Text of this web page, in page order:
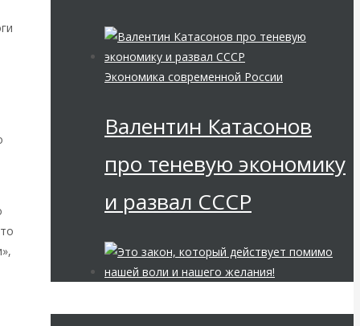
Экономика современной России
Валентин Катасонов
про теневую экономику
и развал СССР